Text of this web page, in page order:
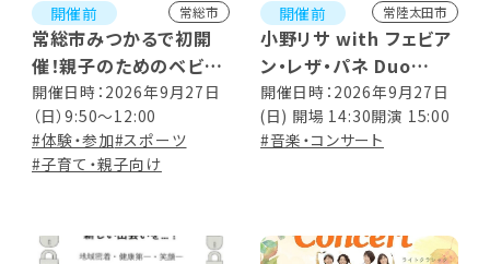
開催前 常総市
常総市みつかるで初開
催！親子のためのベビト
レヨガ＆ママのオフトー
ク会
開催日時：2026年9月27日
（日）9:50〜12:00
#体験・参加#スポーツ
#子育て・親子向け
開催前 常陸太田市
小野リサ with フェビア
ン・レザ・パネ Duo
Delights 2026
開催日時：2026年9月27日
(日) 開場 14:30開演 15:00
#音楽・コンサート